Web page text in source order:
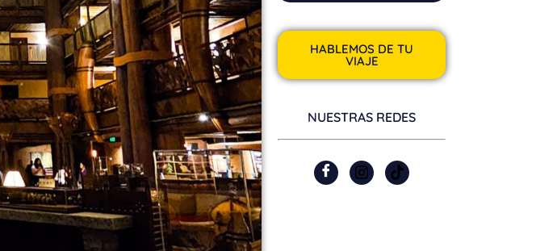
HABLEMOS DE TU
VIAJE
NUESTRAS REDES